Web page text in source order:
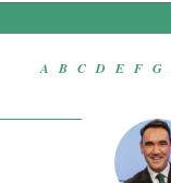
A B C ·D E F G